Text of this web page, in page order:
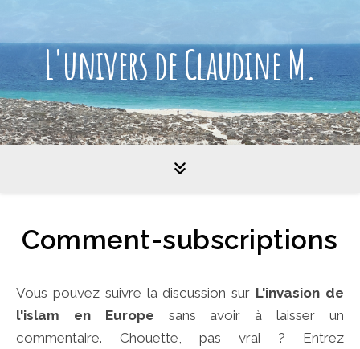
L'univers de Claudine M.
Comment-subscriptions
Vous pouvez suivre la discussion sur L'invasion de
l'islam en Europe sans avoir à laisser un
commentaire. Chouette, pas vrai ? Entrez